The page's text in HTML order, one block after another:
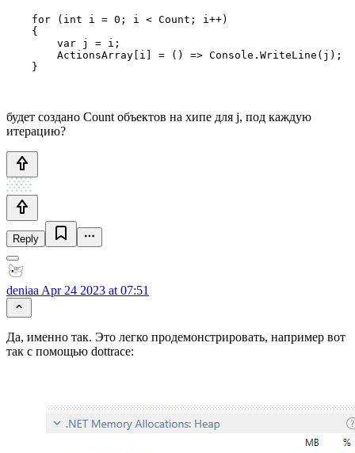
    for (int i = 0; i < Count; i++)
    {
        var j = i;
        ActionsArray[i] = () => Console.WriteLine(j);
    }
будет создано Count объектов на хипе для j, под каждую
итерацию?
Reply
deniaa Apr 24 2023 at 07:51
Да, именно так. Это легко продемонстрировать, например вот
так с помощью dottrace: